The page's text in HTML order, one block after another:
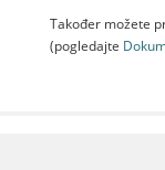
Također možete
(pogledajte